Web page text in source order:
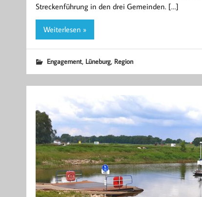
Streckenführung in den drei Gemeinden. […]
Weiterlesen »
Engagement, Lüneburg, Region